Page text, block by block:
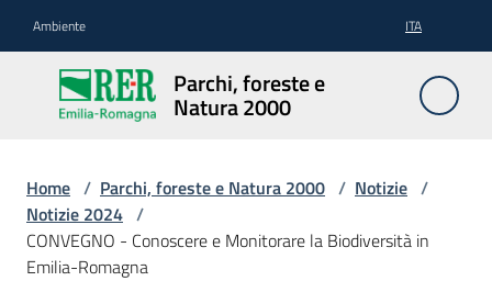
Ambiente ITA
Parchi, foreste e
Natura 2000
Parchi,
foreste
e
2000
Home / Parchi, foreste e Natura 2000 / Notizie /
Notizie 2024 /
CONVEGNO - Conoscere e Monitorare la Biodiversità in
Emilia-Romagna